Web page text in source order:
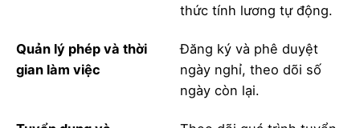
thức tính lương tự động.
Quản lý phép và thời
gian làm việc
Đăng ký và phê duyệt
ngày nghỉ, theo dõi số
ngày còn lại.